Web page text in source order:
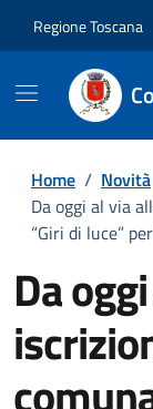
Regione Toscana
Home / Novità
Da oggi al via
“Giri di luce”
Da